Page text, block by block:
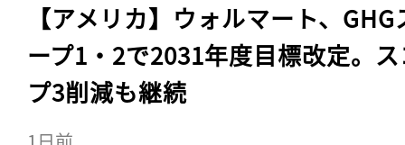
【アメリカ】ウォルマート、GHG
ープ1・2で2031年度目標改定。
プ3削減も継続